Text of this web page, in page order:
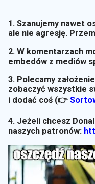
1. Szanujemy nawet
ale nie agresję.
2. W komentarzach
embedów z mediów
3. Polecamy
zobaczyć wszystkie
i dodać coś (👉
4. Jeżeli chcesz
naszych patronów: